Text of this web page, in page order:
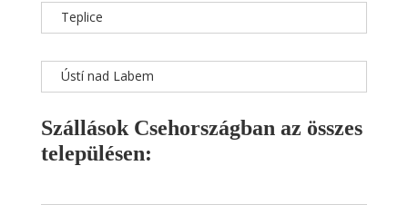
Teplice
Ústí nad Labem
Szállások Csehországban az összes
településen: